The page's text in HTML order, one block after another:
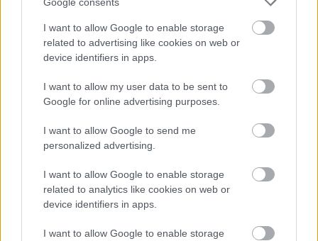
I want to allow Google to enable storage
related to advertising like cookies on web or
device identifiers in apps.
I want to allow my user data to be sent to
Google for online advertising purposes.
I want to allow Google to send me
personalized advertising.
I want to allow Google to enable storage
related to analytics like cookies on web or
device identifiers in apps.
I want to allow Google to enable storage